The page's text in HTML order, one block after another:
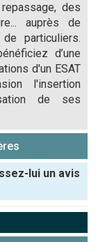
des
auprès de
particuliers.
d’une
d'un ESAT
l'insertion
de ses
lui un avis